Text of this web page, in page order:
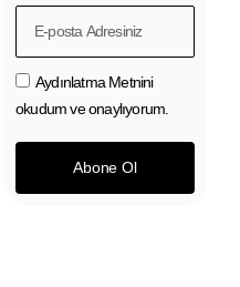
Aydınlatma Metnini
okudum ve onaylıyorum.
Abone Ol